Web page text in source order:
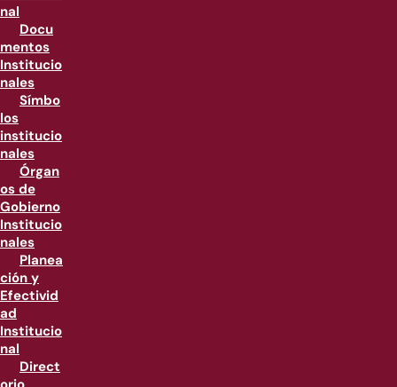
nal
Docu
mentos
Institucio
nales
Símbo
los
institucio
nales
Órgan
os de
Gobierno
Institucio
nales
Planea
ción y
Efectivid
ad
Institucio
nal
Direct